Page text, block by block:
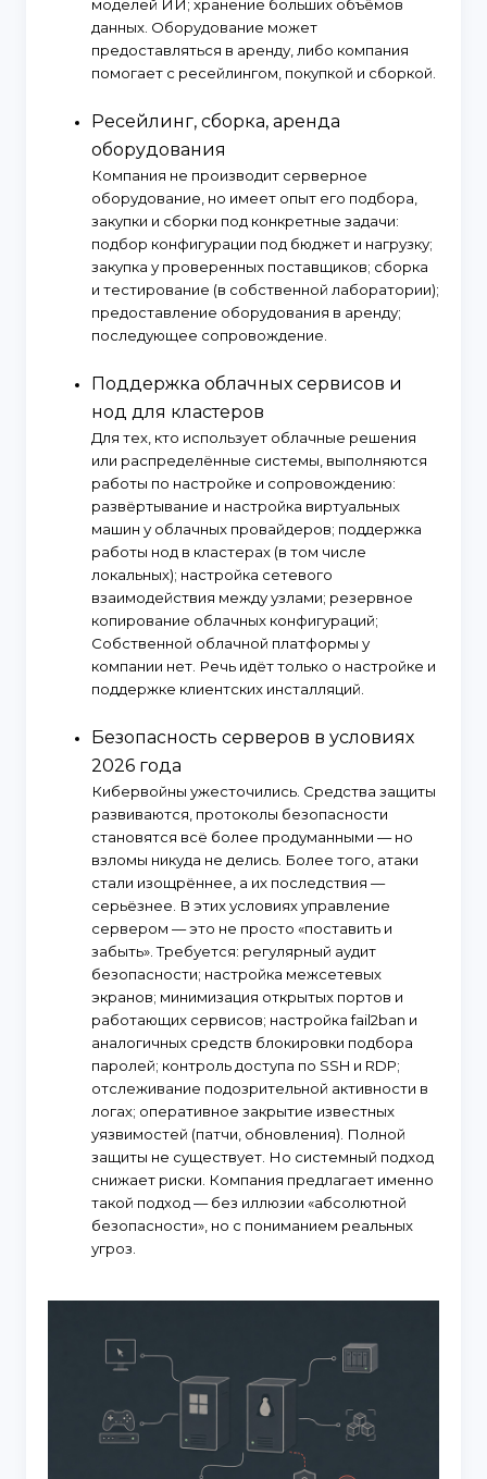
моделей ИИ; хранение больших объёмов
данных. Оборудование может
предоставляться в аренду, либо компания
помогает с ресейлингом, покупкой и сборкой.
Ресейлинг, сборка, аренда
оборудования
Компания не производит серверное
оборудование, но имеет опыт его подбора,
закупки и сборки под конкретные задачи:
подбор конфигурации под бюджет и нагрузку;
закупка у проверенных поставщиков; сборка
и тестирование (в собственной лаборатории);
предоставление оборудования в аренду;
последующее сопровождение.
Поддержка облачных сервисов и
нод для кластеров
Для тех, кто использует облачные решения
или распределённые системы, выполняются
работы по настройке и сопровождению:
развёртывание и настройка виртуальных
машин у облачных провайдеров; поддержка
работы нод в кластерах (в том числе
локальных); настройка сетевого
взаимодействия между узлами; резервное
копирование облачных конфигураций;
Собственной облачной платформы у
компании нет. Речь идёт только о настройке и
поддержке клиентских инсталляций.
Безопасность серверов в условиях
2026 года
Кибервойны ужесточились. Средства защиты
развиваются, протоколы безопасности
становятся всё более продуманными — но
взломы никуда не делись. Более того, атаки
стали изощрённее, а их последствия —
серьёзнее. В этих условиях управление
сервером — это не просто «поставить и
забыть». Требуется: регулярный аудит
безопасности; настройка межсетевых
экранов; минимизация открытых портов и
работающих сервисов; настройка fail2ban и
аналогичных средств блокировки подбора
паролей; контроль доступа по SSH и RDP;
отслеживание подозрительной активности в
логах; оперативное закрытие известных
уязвимостей (патчи, обновления). Полной
защиты не существует. Но системный подход
снижает риски. Компания предлагает именно
такой подход — без иллюзии «абсолютной
безопасности», но с пониманием реальных
угроз.